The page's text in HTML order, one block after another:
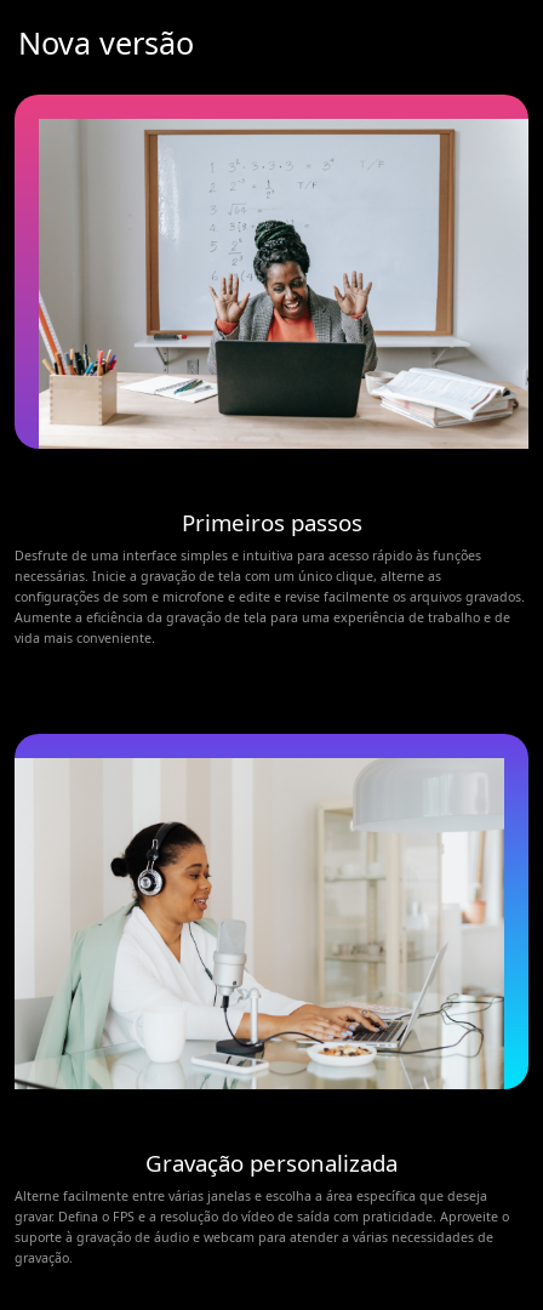
Nova versão
Primeiros passos
Desfrute de uma interface simples e intuitiva para acesso rápido às funções
necessárias. Inicie a gravação de tela com um único clique, alterne as
configurações de som e microfone e edite e revise facilmente os arquivos gravados.
Aumente a eficiência da gravação de tela para uma experiência de trabalho e de
vida mais conveniente.
Gravação personalizada
Alterne facilmente entre várias janelas e escolha a área específica que deseja
gravar. Defina o FPS e a resolução do vídeo de saída com praticidade. Aproveite o
suporte à gravação de áudio e webcam para atender a várias necessidades de
gravação.